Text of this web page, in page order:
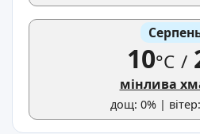
10°C /
мінлива
дощ: 0% |